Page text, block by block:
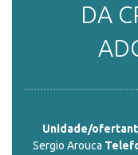
PLATAFORMAS
DA
Unidade/
Sergio Arouca